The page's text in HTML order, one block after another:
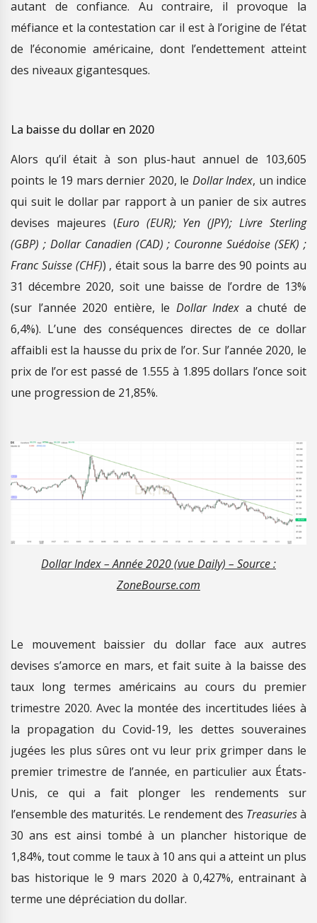
autant de confiance. Au contraire, il provoque la
méfiance et la contestation car il est à l’origine de l’état
de l’économie américaine, dont l’endettement atteint
des niveaux gigantesques.
La baisse du dollar en 2020
Alors qu’il était à son plus-haut annuel de 103,605
points le 19 mars dernier 2020, le Dollar Index, un indice
qui suit le dollar par rapport à un panier de six autres
devises majeures (Euro (EUR); Yen (JPY); Livre Sterling
(GBP) ; Dollar Canadien (CAD) ; Couronne Suédoise (SEK) ;
Franc Suisse (CHF)) , était sous la barre des 90 points au
31 décembre 2020, soit une baisse de l’ordre de 13%
(sur l’année 2020 entière, le Dollar Index a chuté de
6,4%). L’une des conséquences directes de ce dollar
affaibli est la hausse du prix de l’or. Sur l’année 2020, le
prix de l’or est passé de 1.555 à 1.895 dollars l’once soit
une progression de 21,85%.
Dollar Index – Année 2020 (vue Daily) – Source :
ZoneBourse.com
Le mouvement baissier du dollar face aux autres
devises s’amorce en mars, et fait suite à la baisse des
taux long termes américains au cours du premier
trimestre 2020. Avec la montée des incertitudes liées à
la propagation du Covid-19, les dettes souveraines
jugées les plus sûres ont vu leur prix grimper dans le
premier trimestre de l’année, en particulier aux États-
Unis, ce qui a fait plonger les rendements sur
l’ensemble des maturités. Le rendement des Treasuriesà
30 ans est ainsi tombé à un plancher historique de
1,84%, tout comme le taux à 10 ans qui a atteint un plus
bas historique le 9 mars 2020 à 0,427%, entrainant à
terme une dépréciation du dollar.